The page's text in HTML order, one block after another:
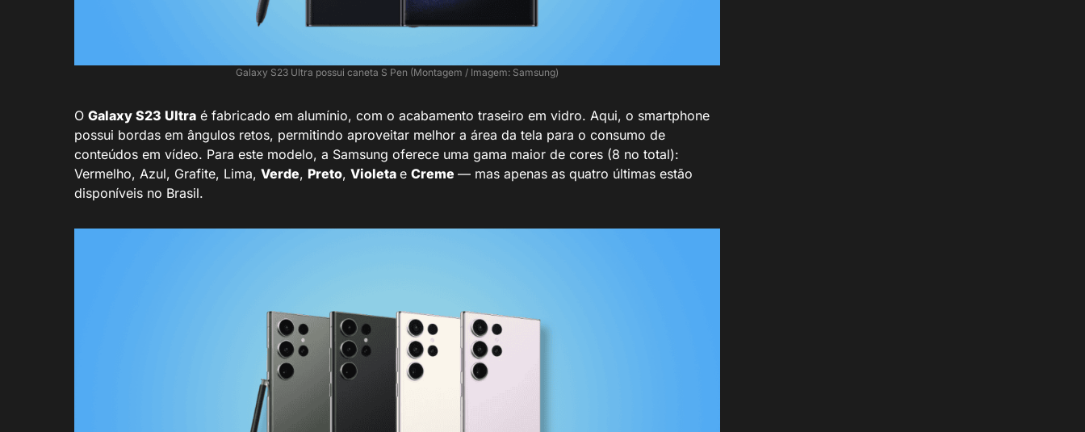
Galaxy S23 Ultra possui caneta S Pen (Montagem / Imagem: Samsung)
O Galaxy S23 Ultra é fabricado em alumínio, com o acabamento traseiro em vidro. Aqui, o smartphone
possui bordas em ângulos retos, permitindo aproveitar melhor a área da tela para o consumo de
conteúdos em vídeo. Para este modelo, a Samsung oferece uma gama maior de cores (8 no total):
Vermelho, Azul, Grafite, Lima, Verde, Preto, Violeta e Creme — mas apenas as quatro últimas estão
disponíveis no Brasil.